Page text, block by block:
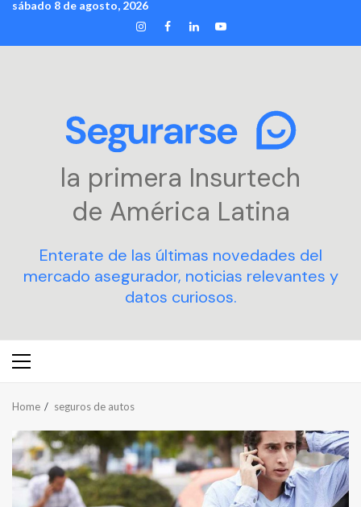
Skip
content
sábado 8 de agosto, 2026
INSTAGRAM
FACEBOOK
LINKEDIN
YOUTUBE
la primera Insurtech
de América Latina
Enterate de las últimas novedades del
mercado asegurador, noticias relevantes y
datos curiosos.
Primary
Home seguros de autos